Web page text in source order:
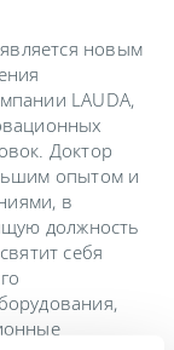
новым
LAUDA,
Доктор
опытом и
в
должность
себя